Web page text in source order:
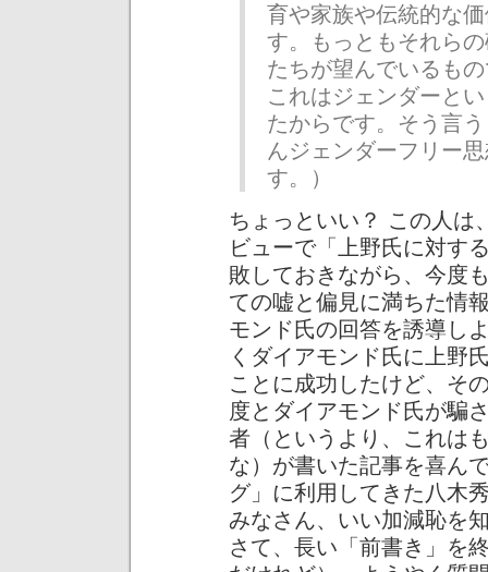
育や家族や伝統的な
す。もっともそれら
たちが望んでいるも
これはジェンダーと
たからです。そう言
んジェンダーフリー
す。）
ちょっといい？ この人は
ビューで「上野氏に対す
敗しておきながら、今度
ての嘘と偏見に満ちた情
モンド氏の回答を誘導し
くダイアモンド氏に上野
ことに成功したけど、そ
度とダイアモンド氏が騙
者（というより、これは
な）が書いた記事を喜ん
グ」に利用してきた八木
みなさん、いい加減恥を
さて、長い「前書き」を